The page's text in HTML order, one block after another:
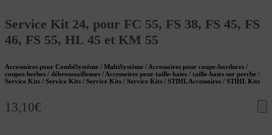
Service Kit 24, pour FC 55, FS 38, FS 45, FS
46, FS 55, HL 45 et KM 55
Accessoires pour CombiSystème / MultiSystème / Accessoires pour coupe-bordures /
coupes-herbes / débroussailleuses / Accessoires pour taille-haies / taille-haies sur perche /
Service Kits / Service Kits / Service Kits / Service Kits / STIHL Accessoires / STIHL Kits
13,10€